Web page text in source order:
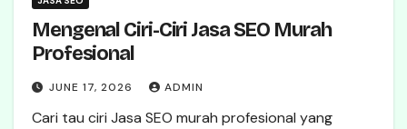
Mengenal Ciri-Ciri Jasa SEO Murah
Profesional
JUNE 17, 2026 ADMIN
Cari tau ciri Jasa SEO murah profesional yang